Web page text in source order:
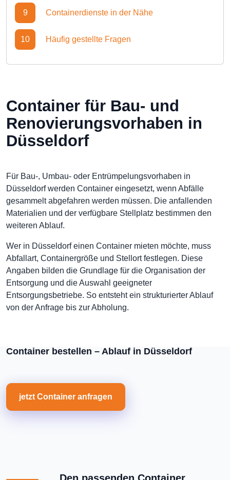
9 Containerdienste in der Nähe
10 Häufig gestellte Fragen
Container für Bau- und
Renovierungsvorhaben in
Düsseldorf
Für Bau-, Umbau- oder Entrümpelungsvorhaben in
Düsseldorf werden Container eingesetzt, wenn Abfälle
gesammelt abgefahren werden müssen. Die anfallenden
Materialien und der verfügbare Stellplatz bestimmen den
weiteren Ablauf.
Wer in Düsseldorf einen Container mieten möchte, muss
Abfallart, Containergröße und Stellort festlegen. Diese
Angaben bilden die Grundlage für die Organisation der
Entsorgung und die Auswahl geeigneter
Entsorgungsbetriebe. So entsteht ein strukturierter Ablauf
von der Anfrage bis zur Abholung.
Container bestellen – Ablauf in Düsseldorf
jetzt Container anfragen